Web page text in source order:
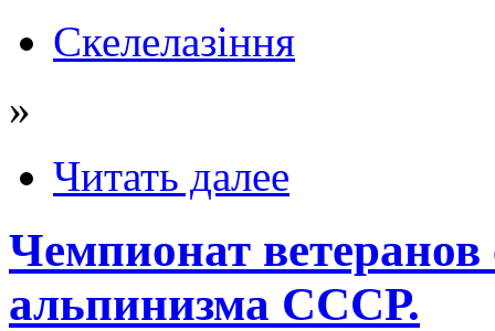
Скелелазіння
»
Читать далее
Чемпионат ветеранов
альпинизма СССР.